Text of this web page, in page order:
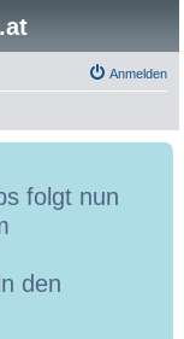
Anmelden
folgt nun
den